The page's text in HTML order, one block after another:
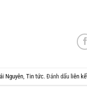
Nguyên Tin tức. Đánh dấu liên